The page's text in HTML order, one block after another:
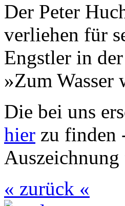
Der Peter
verliehen für
Engstler in
»Zum
Die bei uns
hier zu finden
« zurück «